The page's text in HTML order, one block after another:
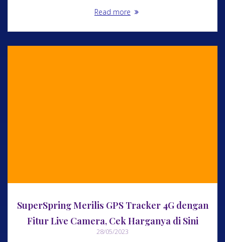
Read more
SuperSpring Merilis GPS Tracker 4G dengan
Fitur Live Camera, Cek Harganya di Sini
28/05/2023